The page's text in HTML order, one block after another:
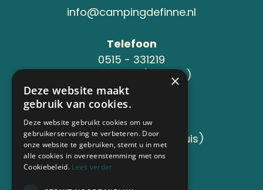
info@campingdefinne.nl
Telefoon
0515 - 331219
06-24119734 (Jeroen )
Adres
Sânleansterdyk 6
8736 JB Reahûs (Roodhuis)
Aangesloten bij
×
Deze website maakt
gebruik van cookies.
Deze website gebruikt cookies om uw
gebruikerservaring te verbeteren. Door
onze website te gebruiken, stemt u in met
alle cookies in overeenstemming met ons
Cookiebeleid. Lees verder